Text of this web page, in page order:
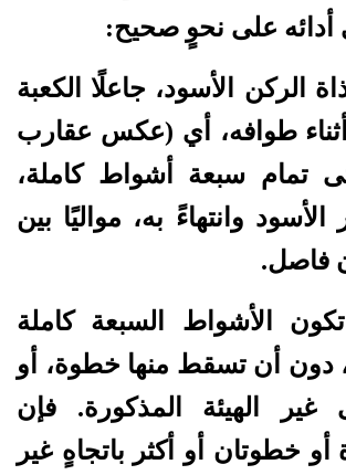
على نحوٍ صحيح:
الركن الأسود، جاعلًا الكعبة
طوافه، أي (عكس عقارب
تمام سبعة أشواط كاملة،
الأسود وانتهاءً به، مواليًا بين
فاصل.
الأشواط السبعة كاملة
دون أن تسقط منها خطوة، أو
غير الهيئة المذكورة. فإن
خطوتان أو أكثر باتجاهٍ غير